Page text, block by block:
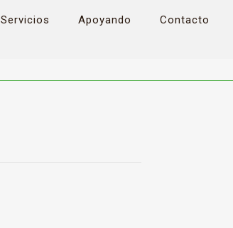
Servicios Apoyando Contacto